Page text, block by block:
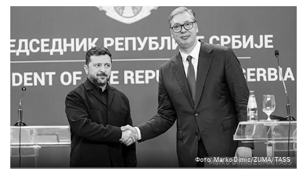
Фото: Marko Dimic/ZUMA/TASS